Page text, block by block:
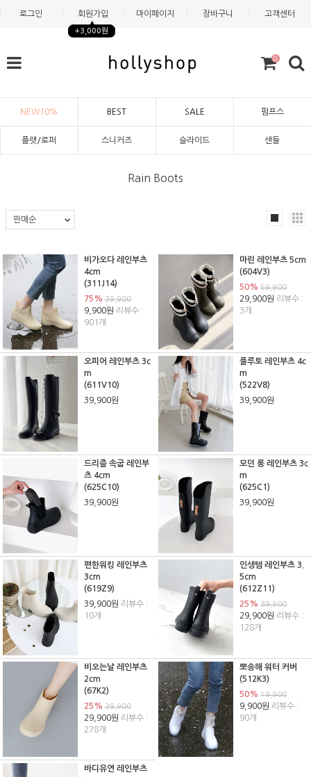
로그인 회원가입
+3,000원
마이페이지 장바구니 고객센터
0
NEW10% BEST SALE 펌프스
플랫/로퍼 스니커즈 슬라이드 샌들
Rain Boots
비가오다 레인부츠
4cm
(311J14)
75%39,900
9,900원 리뷰수 :
901개
마린 레인부츠 5cm
(604V3)
50%59,900
29,900원 리뷰수 :
3개
오피어 레인부츠 3c
m
(611V10)
39,900원
플루토 레인부츠 4c
m
(522V8)
39,900원
드리즐 속굽 레인부
츠 4cm
(625C10)
39,900원
모던 롱 레인부츠 3c
m
(625C1)
39,900원
편한워킹 레인부츠
3cm
(619Z9)
39,900원 리뷰수 :
10개
인생템 레인부츠 3.
5cm
(612Z11)
25%39,900
29,900원 리뷰수 :
128개
비오는날 레인부츠
2cm
(67K2)
25%39,900
29,900원 리뷰수 :
278개
뽀송해 워터 커버
(512K3)
50%19,900
9,900원 리뷰수 :
90개
바디유연 레인부츠